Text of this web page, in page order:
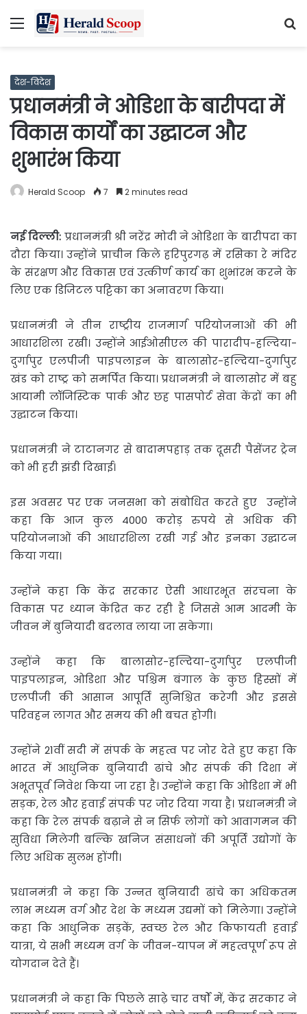
Menu
देश-विदेश
प्रधानमंत्री ने ओडिशा के बारीपदा में
विकास कार्यों का उद्घाटन और
शुभारंभ किया
Herald Scoop 7 2 minutes read
नई दिल्ली: प्रधानमंत्री श्री नरेंद्र मोदी ने ओडिशा के बारीपदा का
दौरा किया। उन्होंने प्राचीन किले हरिपुरगढ़ में रसिका रे मंदिर
के संरक्षण और विकास एवं उत्कीर्ण कार्य का शुभांरभ करने के
लिए एक डिजिटल पट्टिका का अनावरण किया।
प्रधानमंत्री ने तीन राष्ट्रीय राजमार्ग परियोजनाओं की भी
आधारशिला रखी। उन्होंने आईओसीएल की पारादीप-हल्दिया-
दुर्गापुर एलपीजी पाइपलाइन के बालासोर-हल्दिया-दुर्गापुर
खंड को राष्ट्र को समर्पित किया। प्रधानमंत्री ने बालासोर में बहु
आयामी लॉजिस्टिक पार्क और छह पासपोर्ट सेवा केंद्रों का भी
उद्घाटन किया।
प्रधानमंत्री ने टाटानगर से बादामपहाड़ तक दूसरी पैसेंजर ट्रेन
को भी हरी झंडी दिखाई।
इस अवसर पर एक जनसभा को संबोधित करते हुए उन्होंने
कहा कि आज कुल 4000 करोड़ रुपये से अधिक की
परियोजनाओं की आधारशिला रखी गई और इनका उद्घाटन
किया गया।
उन्होंने कहा कि केंद्र सरकार ऐसी आधारभूत संरचना के
विकास पर ध्यान केंद्रित कर रही है जिससे आम आदमी के
जीवन में बुनियादी बदलाव लाया जा सकेगा।
उन्होंने कहा कि बालासोर-हल्दिया-दुर्गापुर एलपीजी
पाइपलाइन, ओडिशा और पश्चिम बंगाल के कुछ हिस्सों में
एलपीजी की आसान आपूर्ति सुनिश्चित करेगी और इससे
परिवहन लागत और समय की भी बचत होगी।
उन्होंने 21वीं सदी में संपर्क के महत्व पर जोर देते हुए कहा कि
भारत में आधुनिक बुनियादी ढांचे और संपर्क की दिशा में
अभूतपूर्व निवेश किया जा रहा है। उन्होंने कहा कि ओडिशा में भी
सड़क, रेल और हवाई संपर्क पर जोर दिया गया है। प्रधानमंत्री ने
कहा कि रेल संपर्क बढ़ाने से न सिर्फ लोगों को आवागमन की
सुविधा मिलेगी बल्कि खनिज संसाधनों की अपूर्ति उद्योगों के
लिए अधिक सुलभ होंगी।
प्रधानमंत्री ने कहा कि उन्नत बुनियादी ढांचे का अधिकतम
लाभ मध्यम वर्ग और देश के मध्यम उद्यमों को मिलेगा। उन्होंने
कहा कि आधुनिक सड़कें, स्वच्छ रेल और किफायती हवाई
यात्रा, ये सभी मध्यम वर्ग के जीवन-यापन में महत्वपूर्ण रूप से
योगदान देते हैं।
प्रधानमंत्री ने कहा कि पिछले साढ़े चार वर्षों में, केंद्र सरकार ने